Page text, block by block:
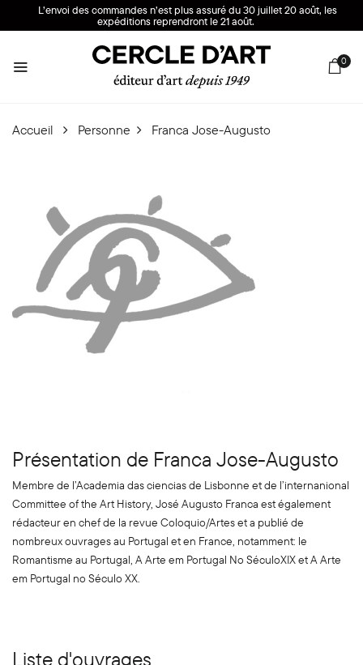
L’envoi des commandes n’est plus assuré du 30 juillet 20 août, les
expéditions reprendront le 21 août.
0
Accueil Personne Franca Jose-Augusto
Présentation de Franca Jose-Augusto
Membre de l’Academia das ciencias de Lisbonne et de l’internanional
Committee of the Art History, José Augusto Franca est également
rédacteur en chef de la revue Coloquio/Artes et a publié de
nombreux ouvrages au Portugal et en France, notamment: le
Romantisme au Portugal, A Arte em Portugal No SéculoXIX et A Arte
em Portugal no Século XX.
Liste d'ouvrages